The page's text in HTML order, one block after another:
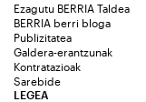
Ezagutu BERRIA Taldea
BERRIA berri bloga
Publizitatea
Galdera-erantzunak
Kontratazioak
Sarebide
LEGEA